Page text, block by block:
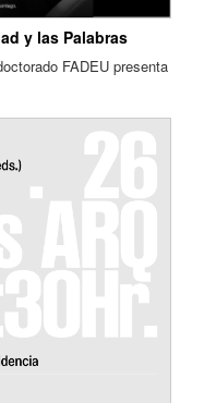
y las Palabras
FADEU presenta